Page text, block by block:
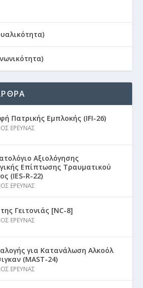
Πατρικής Εμπλοκής (IFI-26)
ΕΡΕΥΝΑΣ
Αξιολόγησης
Επίπτωσης Τραυματικού
(IES-R-22)
ΕΡΕΥΝΑΣ
Γειτονιάς [NC-8]
ΕΡΕΥΝΑΣ
για Κατανάλωση Αλκοόλ
(MAST-24)
ΕΡΕΥΝΑΣ